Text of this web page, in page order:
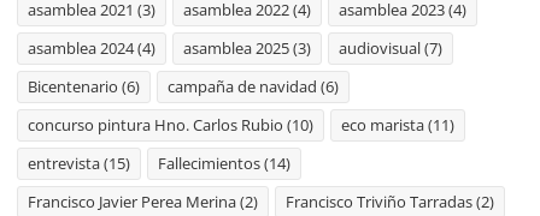
asamblea 2021 (3) asamblea 2022(4) asamblea 2023(4)
asamblea 2024(4) asamblea 2025(3) audiovisual(7)
Bicentenario (6) campaña de navidad (6)
concurso pintura Hno. Carlos Rubio (10) eco marista(11)
entrevista(15) Fallecimientos(14)
Francisco Javier Perea Merina(2) Francisco Triviño Tarradas(2)